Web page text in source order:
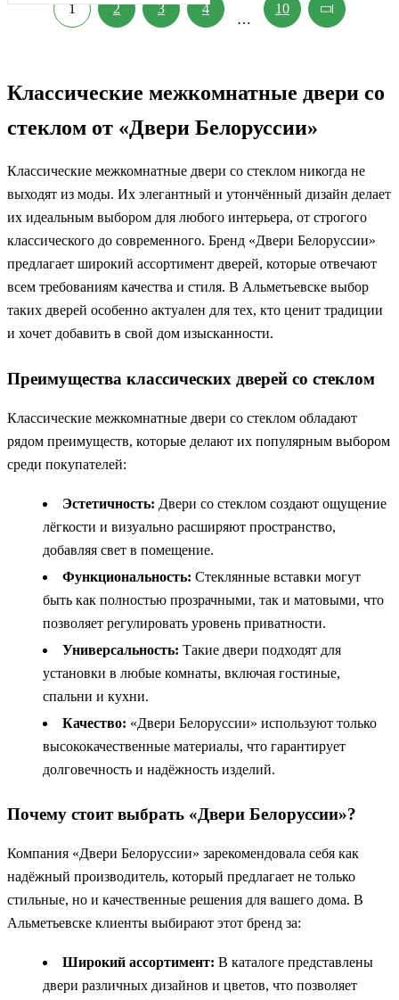
1 2 3 4
…
10
Классические межкомнатные двери со
стеклом от «Двери Белоруссии»
Классические межкомнатные двери со стеклом никогда не
выходят из моды. Их элегантный и утончённый дизайн делает
их идеальным выбором для любого интерьера, от строгого
классического до современного. Бренд «Двери Белоруссии»
предлагает широкий ассортимент дверей, которые отвечают
всем требованиям качества и стиля. В Альметьевске выбор
таких дверей особенно актуален для тех, кто ценит традиции
и хочет добавить в свой дом изысканности.
Преимущества классических дверей со стеклом
Классические межкомнатные двери со стеклом обладают
рядом преимуществ, которые делают их популярным выбором
среди покупателей:
Эстетичность: Двери со стеклом создают ощущение
лёгкости и визуально расширяют пространство,
добавляя свет в помещение.
Функциональность: Стеклянные вставки могут
быть как полностью прозрачными, так и матовыми, что
позволяет регулировать уровень приватности.
Универсальность: Такие двери подходят для
установки в любые комнаты, включая гостиные,
спальни и кухни.
Качество: «Двери Белоруссии» используют только
высококачественные материалы, что гарантирует
долговечность и надёжность изделий.
Почему стоит выбрать «Двери Белоруссии»?
Компания «Двери Белоруссии» зарекомендовала себя как
надёжный производитель, который предлагает не только
стильные, но и качественные решения для вашего дома. В
Альметьевске клиенты выбирают этот бренд за:
Широкий ассортимент: В каталоге представлены
двери различных дизайнов и цветов, что позволяет